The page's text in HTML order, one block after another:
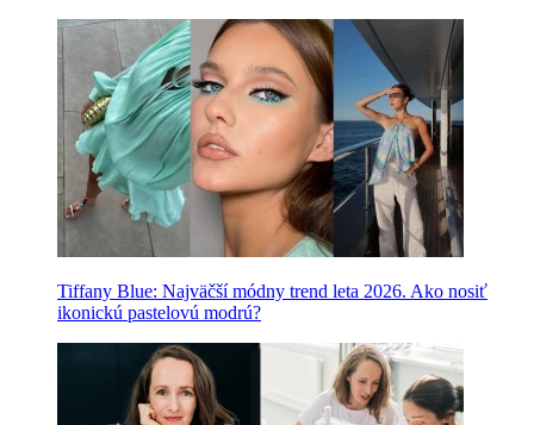
Tiffany Blue: Najväčší módny trend leta 2026. Ako nosiť
ikonickú pastelovú modrú?